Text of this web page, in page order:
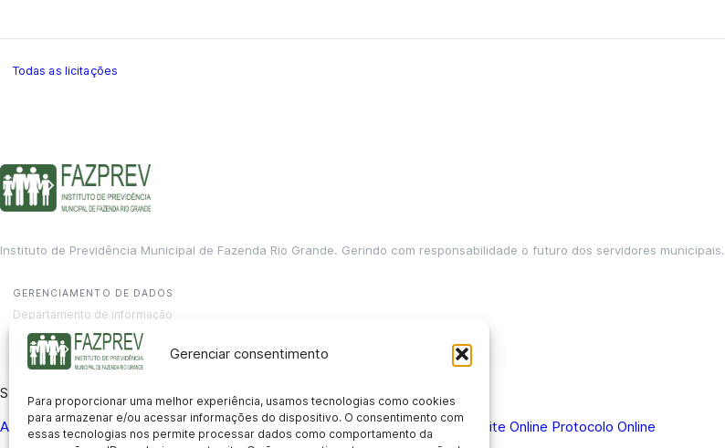
Gerenciar consentimento
Para proporcionar uma melhor experiência, usamos tecnologias como cookies
para armazenar e/ou acessar informações do dispositivo. O consentimento com
essas tecnologias nos permite processar dados como comportamento da
Todas as licitações
Instituto de Previdência Municipal de Fazenda Rio Grande. Gerindo com responsabilidade o futuro dos servidores municipais.
GERENCIAMENTO DE DADOS
Departamento de informação
contato@fazprev.pr.gov.br
(41) 3995-2146
Serviços
Aposentadoria Pensão por Morte Benefício por Invalidez Auxílio Doença Holerite Online Protocolo Online